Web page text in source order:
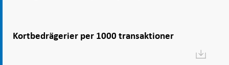
Kortbedrägerier per 1000 transaktioner